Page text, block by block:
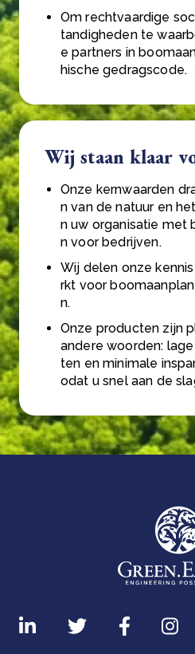
Om rechtvaardige
tandigheden te
e partners in
hische gedragscode.
Wij staan klaar
Onze kernwaarden
n van de natuur en
n uw organisatie met
n voor bedrijven.
Wij delen onze
rkt voor
n.
Onze producten zijn
andere woorden:
ten en minimale
odat u snel aan de